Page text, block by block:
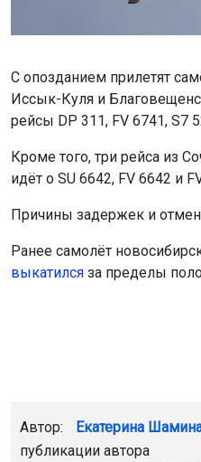
С опозданием прилетят
Иссык-Куля и
рейсы DP 311, FV 6741, S7
Кроме того, три рейса из
идёт о SU 6642, FV 6642 и
Причины задержек и
Ранее самолёт
выкатился за пределы
Автор: Екатерина
публикации автора